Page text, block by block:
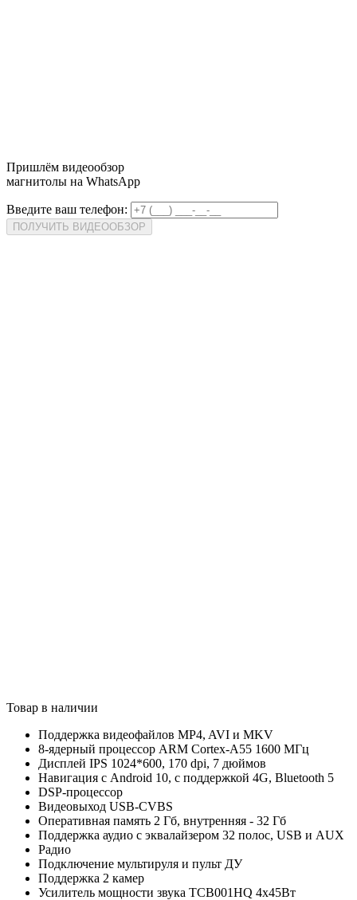
Пришлём видеообзор
магнитолы на WhatsApp
Введите ваш телефон:
ПОЛУЧИТЬ ВИДЕООБЗОР
Товар в наличии
Поддержка видеофайлов MP4, AVI и MKV
8-ядерный процессор ARM Cortex‑A55 1600 МГц
Дисплей IPS 1024*600, 170 dpi, 7 дюймов
Навигация с Android 10, с поддержкой 4G, Bluetooth 5
DSP-процессор
Видеовыход USB-CVBS
Оперативная память 2 Гб, внутренняя - 32 Гб
Поддержка аудио с эквалайзером 32 полос, USB и AUX
Радио
Подключение мультируля и пульт ДУ
Поддержка 2 камер
Усилитель мощности звука TCB001HQ 4х45Вт